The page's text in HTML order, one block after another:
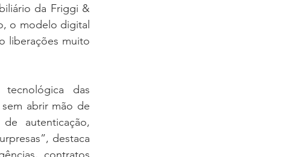
da Friggi &
o modelo digital
liberações muito
das
abrir mão de
autenticação,
destaca